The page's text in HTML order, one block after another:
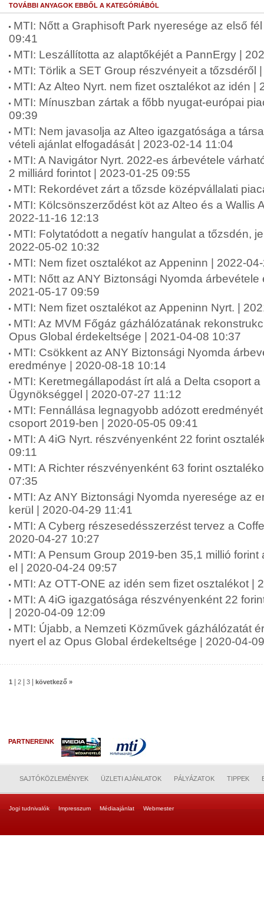
TOVÁBBI ANYAGOK EBBŐL A KATEGÓRIÁBÓL
MTI: Nőtt a Graphisoft Park nyeresége az első
09:41
MTI: Leszállította az alaptőkéjét a PannErgy |
MTI: Törlik a SET Group részvényeit a tőzsdéről
MTI: Az Alteo Nyrt. nem fizet osztalékot az idén |
MTI: Mínuszban zártak a főbb nyugat-európai
09:39
MTI: Nem javasolja az Alteo igazgatósága a
vételi ajánlat elfogadását | 2023-02-14 11:04
MTI: A Navigátor Nyrt. 2022-es árbevétele
2 milliárd forintot | 2023-01-25 09:55
MTI: Rekordévet zárt a tőzsde középvállalati
MTI: Kölcsönszerződést köt az Alteo és a Wallis
2022-11-16 12:13
MTI: Folytatódott a negatív hangulat a tőzsdén,
2022-05-02 10:32
MTI: Nem fizet osztalékot az Appeninn | 2022-
MTI: Nőtt az ANY Biztonsági Nyomda
2021-05-17 09:59
MTI: Nem fizet osztalékot az Appeninn Nyrt. |
MTI: Az MVM Főgáz gázhálózatának
Opus Global érdekeltsége | 2021-04-08 10:37
MTI: Csökkent az ANY Biztonsági Nyomda
eredménye | 2020-08-18 10:14
MTI: Keretmegállapodást írt alá a Delta csoport
Ügynökséggel | 2020-07-27 11:12
MTI: Fennállása legnagyobb adózott
csoport 2019-ben | 2020-05-05 09:41
MTI: A 4iG Nyrt. részvényenként 22 forint
09:11
MTI: A Richter részvényenként 63 forint
07:35
MTI: Az ANY Biztonsági Nyomda nyeresége az
kerül | 2020-04-29 11:41
MTI: A Cyberg részesedésszerzést tervez a
2020-04-27 10:27
MTI: A Pensum Group 2019-ben 35,1 millió
el | 2020-04-24 09:57
MTI: Az OTT-ONE az idén sem fizet osztalékot |
MTI: A 4iG igazgatósága részvényenként 22
| 2020-04-09 12:09
MTI: Újabb, a Nemzeti Közművek gázhálózatát
nyert el az Opus Global érdekeltsége | 2020-04-
1 2 3 következő »
PARTNEREINK
SAJTÓKÖZLEMÉNYEK ÜZLETI AJÁNLATOK PÁLYÁZATOK TIPPEK
Jogi tudnivalók Impresszum Médiaajánlat Webmester